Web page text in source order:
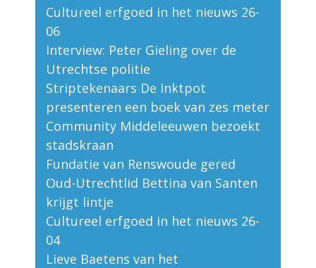
Cultureel erfgoed in het nieuws 26-
06
Interview: Peter Gieling over de
Utrechtse politie
Striptekenaars De Inktpot
presenteren een boek van zes meter
Community Middeleeuwen bezoekt
stadskraan
Fundatie van Renswoude gered
Oud-Utrechtlid Bettina van Santen
krijgt lintje
Cultureel erfgoed in het nieuws 26-
04
Lieve Baetens van het